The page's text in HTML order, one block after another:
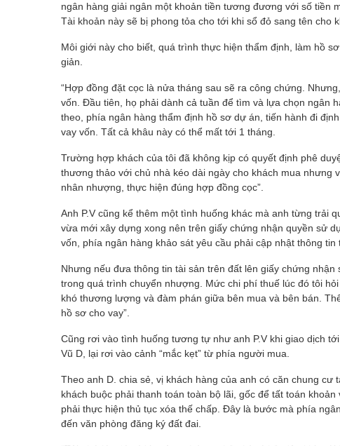
ngân hàng giải ngân một khoản tiền tương đương với số tiền
Tài khoản này sẽ bị phong tỏa cho tới khi sổ đỏ sang tên cho
Môi giới này cho biết, quá trình thực hiện thẩm định, làm hồ
giản.
“Hợp đồng đặt cọc là nửa tháng sau sẽ ra công chứng.
vốn. Đầu tiên, họ phải dành cả tuần để tìm và lựa chọn
theo, phía ngân hàng thẩm định hồ sơ dự án, tiến hành đi
vay vốn. Tất cả khâu này có thể mất tới 1 tháng.
Trường hợp khách của tôi đã không kịp có quyết định phê
thương thảo với chủ nhà kéo dài ngày cho khách mua nhưng
nhân nhượng, thực hiện đúng hợp đồng cọc”.
Anh P.V cũng kể thêm một tình huống khác mà anh từng trải
vừa mới xây dựng xong nên trên giấy chứng nhận quyền sử
vốn, phía ngân hàng khảo sát yêu cầu phải cập nhật thông tin
Nhưng nếu đưa thông tin tài sản trên đất lên giấy chứng
trong quá trình chuyển nhượng. Mức chi phí thuế lúc đó tôi
khó thương lượng và đàm phán giữa bên mua và bên bán.
hồ sơ cho vay”.
Cũng rơi vào tình huống tương tự như anh P.V khi giao dịch
Vũ D, lại rơi vào cảnh “mắc kẹt” từ phía người mua.
Theo anh D. chia sẻ, vị khách hàng của anh có căn chung
khách buộc phải thanh toán toàn bộ lãi, gốc để tất toán
phải thực hiện thủ tục xóa thế chấp. Đây là bước mà phía
đến văn phòng đăng ký đất đai.